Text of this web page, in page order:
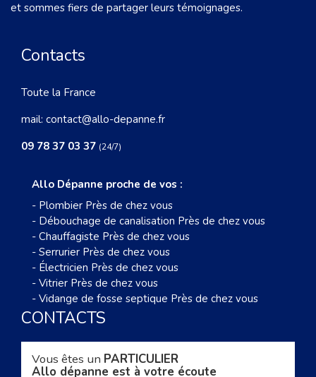
et sommes fiers de partager leurs témoignages.
Contacts
Toute la France
mail: contact@allo-depanne.fr
09 78 37 03 37 (24/7)
Allo Dépanne proche de vos :
- Plombier Près de chez vous
- Débouchage de canalisation Près de chez vous
- Chauffagiste Près de chez vous
- Serrurier Près de chez vous
- Électricien Près de chez vous
- Vitrier Près de chez vous
- Vidange de fosse septique Près de chez vous
CONTACTS
Vous êtes un PARTICULIER
Allo dépanne est à votre écoute